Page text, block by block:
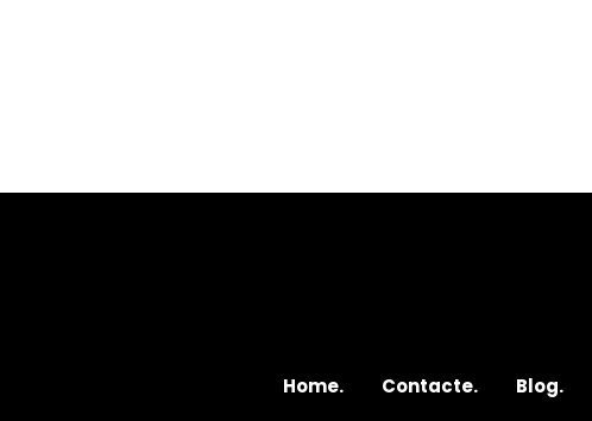
Home. Contacte. Blog.